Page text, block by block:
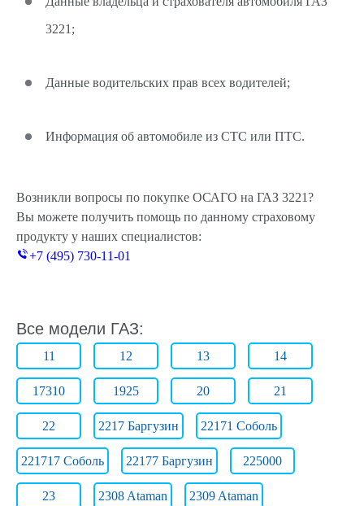
3221;
Данные водительских прав всех водителей;
Информация об автомобиле из СТС или ПТС.
Возникли вопросы по покупке ОСАГО на ГАЗ 3221?
Вы можете получить помощь по данному страховому
продукту у наших специалистов:
+7 (495) 730-11-01
Все модели ГАЗ:
11 12 13 14
17310 1925 20 21
22 2217 Баргузин 22171 Соболь
221717 Соболь 22177 Баргузин 225000
23 2308 Ataman 2309 Ataman